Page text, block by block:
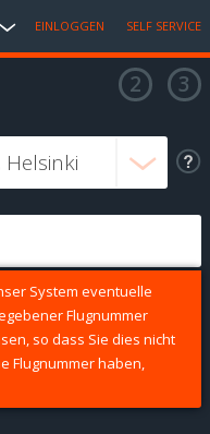
EINLOGGEN SELF SERVICE
System eventuelle
Flugnummer
so dass Sie dies nicht
Flugnummer haben,